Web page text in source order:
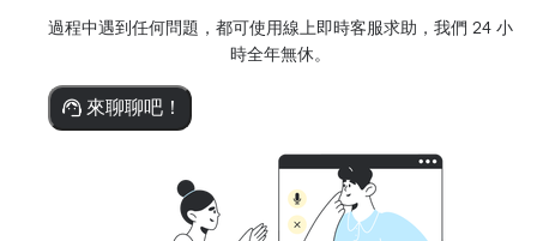
過程中遇到任何問題，都可使用線上即時客服求助，我們 24 小
時全年無休。
來聊聊吧！